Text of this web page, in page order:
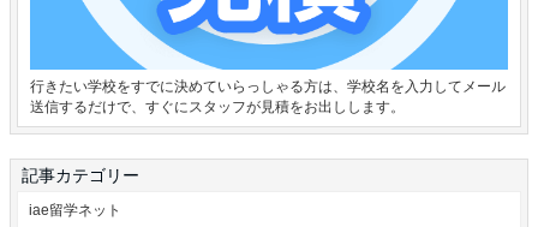
行きたい学校をすでに決めていらっしゃる方は、学校名を入力してメール
送信するだけで、すぐにスタッフが見積をお出しします。
記事カテゴリー
iae留学ネット